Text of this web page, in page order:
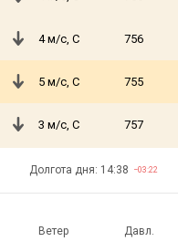
4 м/с, С 756
5 м/с, С 755
3 м/с, С 757
Долгота дня: 14:38 −03:22
Ветер Давл.